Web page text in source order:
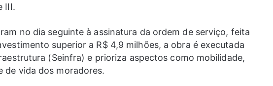
III.
no dia seguinte à assinatura da ordem de serviço, feita
superior a R$ 4,9 milhões, a obra é executada
(Seinfra) e prioriza aspectos como mobilidade,
de vida dos moradores.